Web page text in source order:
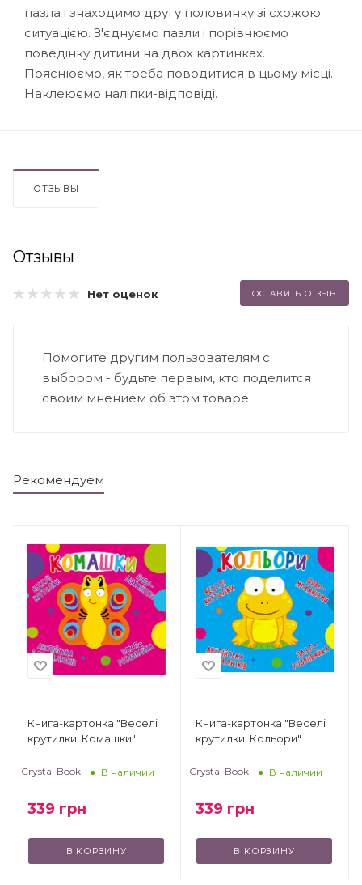
пазла і знаходимо другу половинку зі схожою
ситуацією. З'єднуємо пазли і порівнюємо
поведінку дитини на двох картинках.
Пояснюємо, як треба поводитися в цьому місці.
Наклеюємо наліпки-відповіді.
ОТЗЫВЫ
Отзывы
Нет оценок ОСТАВИТЬ ОТЗЫВ
Помогите другим пользователям с
выбором - будьте первым, кто поделится
своим мнением об этом товаре
Рекомендуем
Книга-картонка "Веселі
крутилки. Комашки"
Crystal Book В наличии
339 грн
В КОРЗИНУ
Книга-картонка "Веселі
крутилки. Кольори"
Crystal Book В наличии
339 грн
В КОРЗИНУ